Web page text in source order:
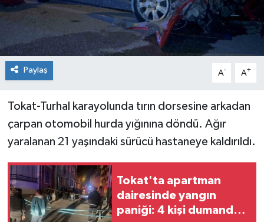
Paylaş A- A+
Tokat-Turhal karayolunda tırın dorsesine arkadan
çarpan otomobil hurda yığınına döndü. Ağır
yaralanan 21 yaşındaki sürücü hastaneye kaldırıldı.
Tokat'ta apartman
dairesinde yangın
paniği: 4 kişi dumandan
Tokat Haberleri
Yaşam